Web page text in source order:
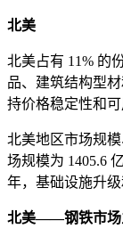
北美
北美占有 11% 的
品、建筑结构型
持价格稳定性和可
北美地区市场规
场规模为 1405.6
年，基础设施升级
北美——钢铁市场